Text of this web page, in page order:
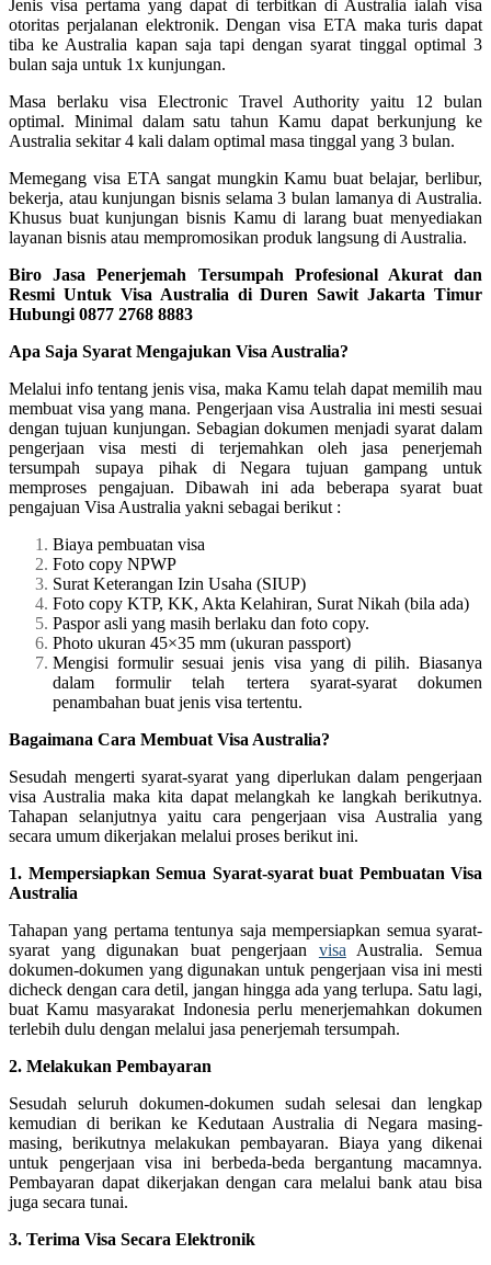
Jenis visa pertama yang dapat di terbitkan di Australia ialah visa
otoritas perjalanan elektronik. Dengan visa ETA maka turis dapat
tiba ke Australia kapan saja tapi dengan syarat tinggal optimal 3
bulan saja untuk 1x kunjungan.
Masa berlaku visa Electronic Travel Authority yaitu 12 bulan
optimal. Minimal dalam satu tahun Kamu dapat berkunjung ke
Australia sekitar 4 kali dalam optimal masa tinggal yang 3 bulan.
Memegang visa ETA sangat mungkin Kamu buat belajar, berlibur,
bekerja, atau kunjungan bisnis selama 3 bulan lamanya di Australia.
Khusus buat kunjungan bisnis Kamu di larang buat menyediakan
layanan bisnis atau mempromosikan produk langsung di Australia.
Biro Jasa Penerjemah Tersumpah Profesional Akurat dan
Resmi Untuk Visa Australia di Duren Sawit Jakarta Timur
Hubungi 0877 2768 8883
Apa Saja Syarat Mengajukan Visa Australia?
Melalui info tentang jenis visa, maka Kamu telah dapat memilih mau
membuat visa yang mana. Pengerjaan visa Australia ini mesti sesuai
dengan tujuan kunjungan. Sebagian dokumen menjadi syarat dalam
pengerjaan visa mesti di terjemahkan oleh jasa penerjemah
tersumpah supaya pihak di Negara tujuan gampang untuk
memproses pengajuan. Dibawah ini ada beberapa syarat buat
pengajuan Visa Australia yakni sebagai berikut :
Biaya pembuatan visa
Foto copy NPWP
Surat Keterangan Izin Usaha (SIUP)
Foto copy KTP, KK, Akta Kelahiran, Surat Nikah (bila ada)
Paspor asli yang masih berlaku dan foto copy.
Photo ukuran 45×35 mm (ukuran passport)
Mengisi formulir sesuai jenis visa yang di pilih. Biasanya
dalam formulir telah tertera syarat-syarat dokumen
penambahan buat jenis visa tertentu.
Bagaimana Cara Membuat Visa Australia?
Sesudah mengerti syarat-syarat yang diperlukan dalam pengerjaan
visa Australia maka kita dapat melangkah ke langkah berikutnya.
Tahapan selanjutnya yaitu cara pengerjaan visa Australia yang
secara umum dikerjakan melalui proses berikut ini.
1. Mempersiapkan Semua Syarat-syarat buat Pembuatan Visa
Australia
Tahapan yang pertama tentunya saja mempersiapkan semua syarat-
syarat yang digunakan buat pengerjaan visa Australia. Semua
dokumen-dokumen yang digunakan untuk pengerjaan visa ini mesti
dicheck dengan cara detil, jangan hingga ada yang terlupa. Satu lagi,
buat Kamu masyarakat Indonesia perlu menerjemahkan dokumen
terlebih dulu dengan melalui jasa penerjemah tersumpah.
2. Melakukan Pembayaran
Sesudah seluruh dokumen-dokumen sudah selesai dan lengkap
kemudian di berikan ke Kedutaan Australia di Negara masing-
masing, berikutnya melakukan pembayaran. Biaya yang dikenai
untuk pengerjaan visa ini berbeda-beda bergantung macamnya.
Pembayaran dapat dikerjakan dengan cara melalui bank atau bisa
juga secara tunai.
3. Terima Visa Secara Elektronik